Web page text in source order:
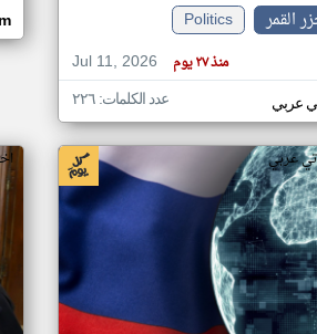
القمر
Politics
Jul 11, 2026
منذ ٢٧ يوم
عربي عدد الكلمات: ٢٢٦
تي عربي